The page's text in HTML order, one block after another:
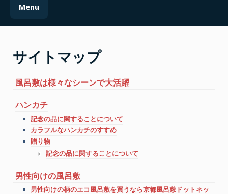
Menu
サイトマップ
風呂敷は様々なシーンで大活躍
ハンカチ
記念の品に関することについて
カラフルなハンカチのすすめ
贈り物
記念の品に関することについて
男性向けの風呂敷
男性向けの柄のエコ風呂敷を買うなら京都風呂敷ドットネッ